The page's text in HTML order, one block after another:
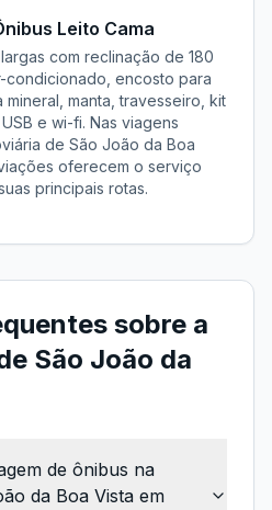
Leito Cama
com reclinação de 180
condicionado, encosto para
mineral, manta, travesseiro, kit
e wi-fi. Nas viagens
de São João da Boa
viações oferecem o serviço
principais rotas.
sobre a
São João da
de ônibus na
da Boa Vista em